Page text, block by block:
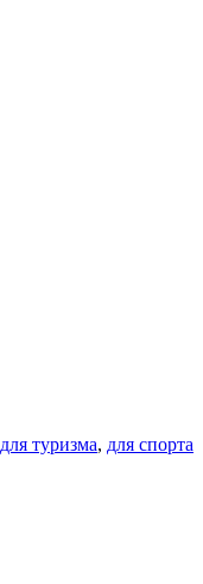
для туризма, для спорта